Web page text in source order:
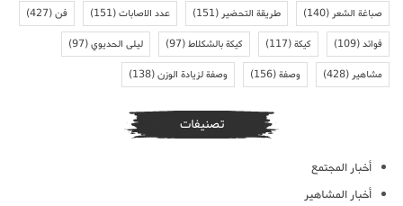
صباغة الشعر(140) طريقة التحضير(151) عدد الاصابات(151) فن(427)
فوائد(109) كيكة(117) كيكة بالشكلاط(97) ليلى الحديوي(97)
مشاهير(428) وصفة(156) وصفة لزيادة الوزن(138)
تصنيفات
أخبار المجتمع
أخبار المشاهير